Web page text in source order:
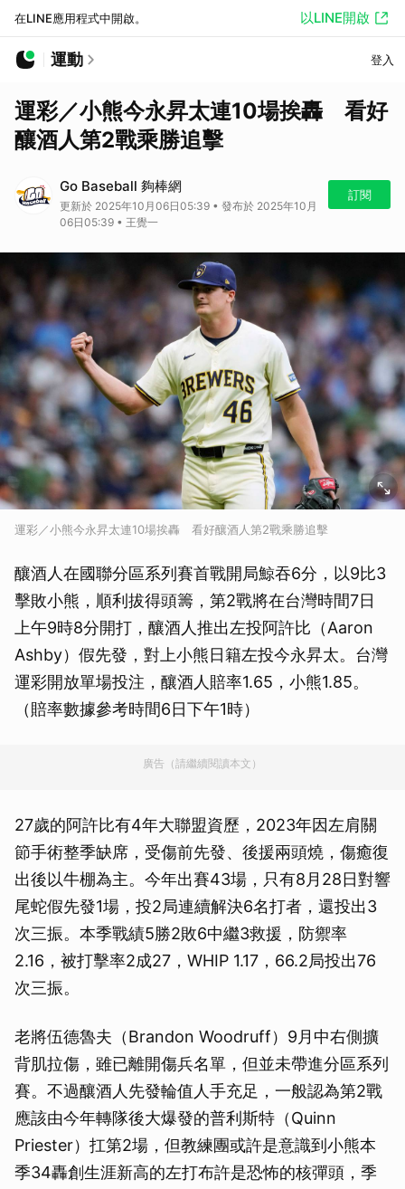
在LINE應用程式中開啟。 以LINE開啟
運動 登入
運彩／小熊今永昇太連10場挨轟 看好
釀酒人第2戰乘勝追擊
Go Baseball 夠棒網
更新於 2025年10月06日05:39 • 發布於 2025年10月
06日05:39 • 王覺一
訂閱
運彩／小熊今永昇太連10場挨轟 看好釀酒人第2戰乘勝追擊
釀酒人在國聯分區系列賽首戰開局鯨吞6分，以9比3
擊敗小熊，順利拔得頭籌，第2戰將在台灣時間7日
上午9時8分開打，釀酒人推出左投阿許比（Aaron
Ashby）假先發，對上小熊日籍左投今永昇太。台灣
運彩開放單場投注，釀酒人賠率1.65，小熊1.85。
（賠率數據參考時間6日下午1時）
廣告（請繼續閱讀本文）
27歲的阿許比有4年大聯盟資歷，2023年因左肩關
節手術整季缺席，受傷前先發、後援兩頭燒，傷癒復
出後以牛棚為主。今年出賽43場，只有8月28日對響
尾蛇假先發1場，投2局連續解決6名打者，還投出3
次三振。本季戰績5勝2敗6中繼3救援，防禦率
2.16，被打擊率2成27，WHIP 1.17，66.2局投出76
次三振。
老將伍德魯夫（Brandon Woodruff）9月中右側擴
背肌拉傷，雖已離開傷兵名單，但並未帶進分區系列
賽。不過釀酒人先發輪值人手充足，一般認為第2戰
應該由今年轉隊後大爆發的普利斯特（Quinn
Priester）扛第2場，但教練團或許是意識到小熊本
季34轟創生涯新高的左打布許是恐怖的核彈頭，季